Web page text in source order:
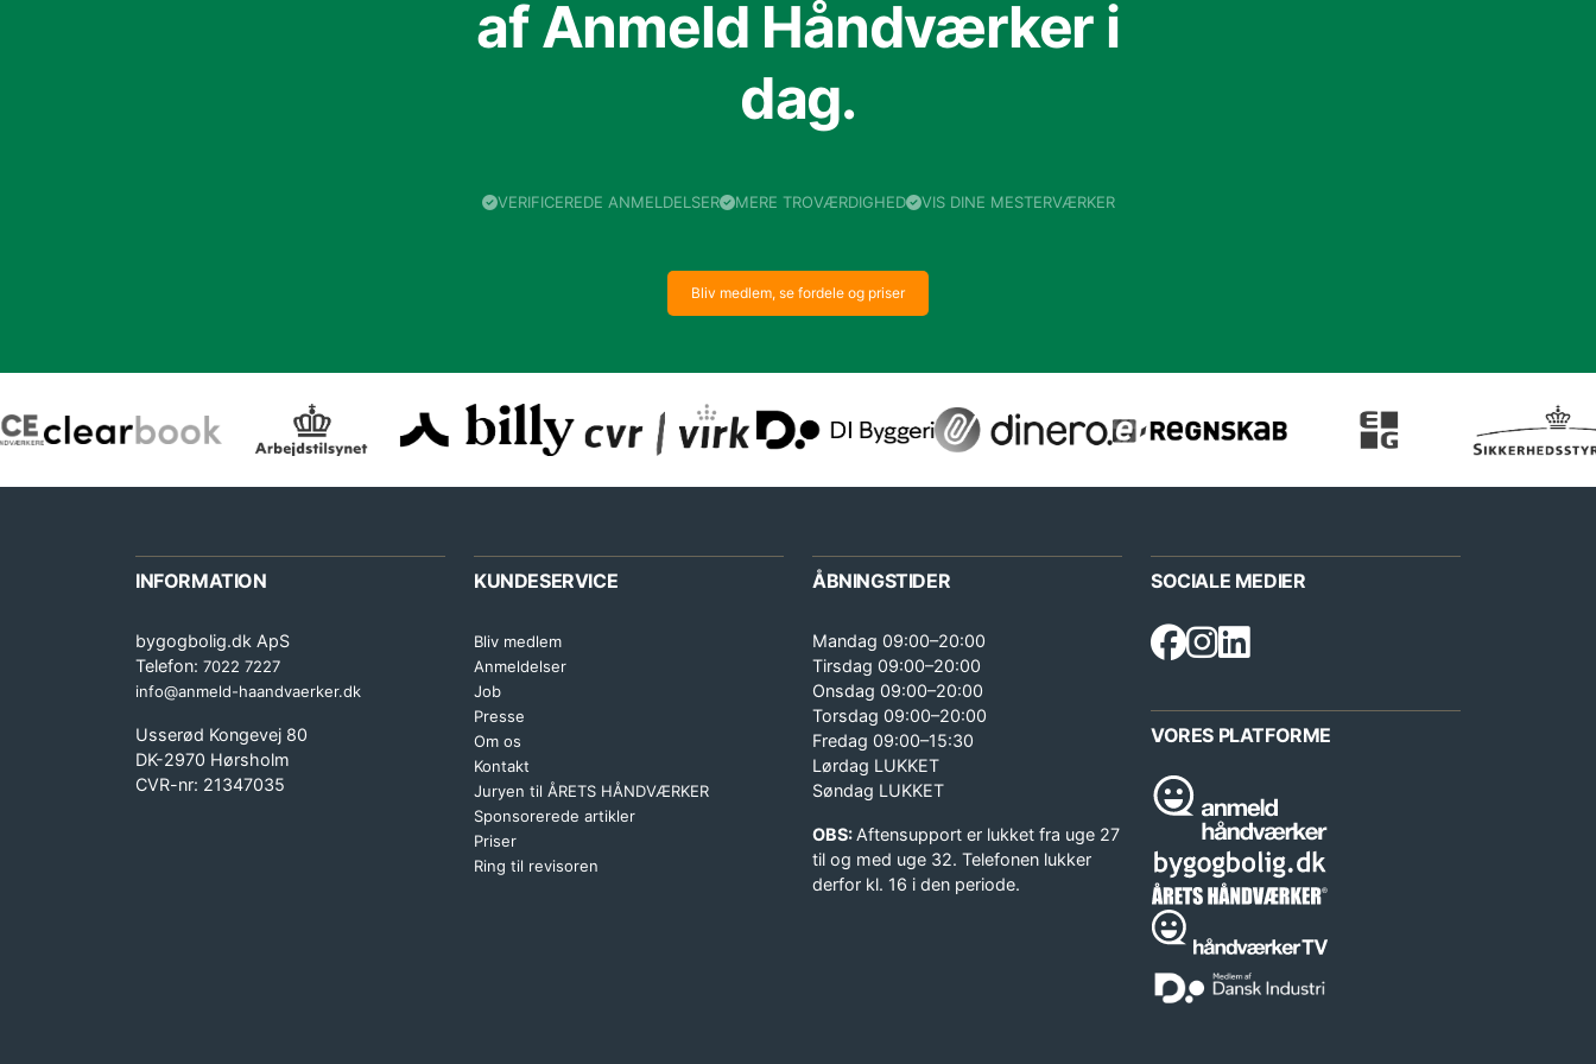
af Anmeld Håndværker i
dag.
VERIFICEREDE ANMELDELSER MERE TROVÆRDIGHED VIS DINE MESTERVÆRKER
Bliv medlem, se fordele og priser
INFORMATION
bygogbolig.dk ApS
Telefon: 7022 7227
info@anmeld-haandvaerker.dk
Usserød Kongevej 80
DK-2970 Hørsholm
CVR-nr: 21347035
KUNDESERVICE
Bliv medlem
Anmeldelser
Job
Presse
Om os
Kontakt
Juryen til ÅRETS HÅNDVÆRKER
Sponsorerede artikler
Priser
Ring til revisoren
ÅBNINGSTIDER
Mandag 09:00–20:00
Tirsdag 09:00–20:00
Onsdag 09:00–20:00
Torsdag 09:00–20:00
Fredag 09:00–15:30
Lørdag LUKKET
Søndag LUKKET
OBS:Aftensupport er lukket fra uge 27
til og med uge 32. Telefonen lukker
derfor kl. 16 i den periode.
SOCIALE MEDIER
VORES PLATFORME